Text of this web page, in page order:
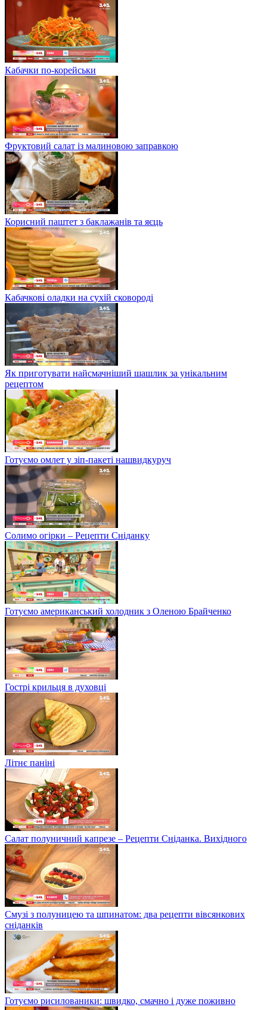
Кабачки по-корейськи
Фруктовий салат із малиновою заправкою
Корисний паштет з баклажанів та яєць
Кабачкові оладки на сухій сковороді
Як приготувати найсмачніший шашлик за унікальним
рецептом
Готуємо омлет у зіп-пакеті нашвидкуруч
Солимо огірки – Рецепти Сніданку
Готуємо американський холодник з Оленою Брайченко
Гострі крильця в духовці
Літнє паніні
Салат полуничний капрезе – Рецепти Сніданка. Вихідного
Смузі з полуницею та шпинатом: два рецепти вівсянкових
сніданків
Готуємо рисилованики: швидко, смачно і дуже поживно